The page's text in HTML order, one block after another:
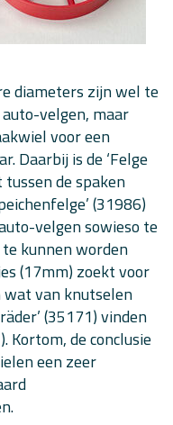
diameters zijn wel te
velgen, maar
voor een
Daarbij is de ‘Felge
tussen de spaken
(31986)
velgen sowieso te
kunnen worden
(17mm) zoekt voor
van knutselen
(35171) vinden
Kortom, de conclusie
een zeer